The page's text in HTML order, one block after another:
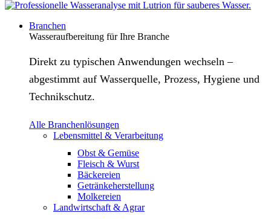
Branchen
Wasseraufbereitung für Ihre Branche
Direkt zu typischen Anwendungen wechseln –
abgestimmt auf Wasserquelle, Prozess, Hygiene und
Technikschutz.
Alle Branchenlösungen
Lebensmittel & Verarbeitung
Obst & Gemüse
Fleisch & Wurst
Bäckereien
Getränkeherstellung
Molkereien
Landwirtschaft & Agrar